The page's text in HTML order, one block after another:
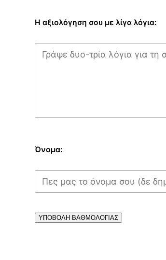
Η αξιολόγηση σου με λίγα λόγια:
Όνομα:
ΥΠΟΒΟΛΗ ΒΑΘΜΟΛΟΓΙΑΣ